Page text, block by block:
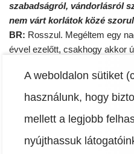
A weboldalon sütiket
használunk, hogy
mellett a legjobb
nyújthassuk
szabadságról, vándorlásról
nem várt korlátok közé
BR: Rosszul. Megéltem egy
évvel ezelőtt, csakhogy akkor
eredetileg, és ezt egész
hogy fesztiválról fesztiválra
mezőgazdaságban kötöttem
kelet-európai